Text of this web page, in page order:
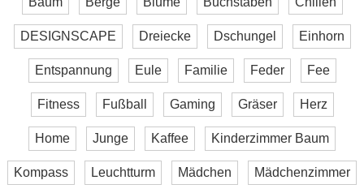
DESIGNSCAPE Dreiecke Dschungel Einhorn
Entspannung Eule Familie Feder Fee
Fitness Fußball Gaming Gräser Herz
Home Junge Kaffee Kinderzimmer Baum
Kompass Leuchtturm Mädchen Mädchenzimmer